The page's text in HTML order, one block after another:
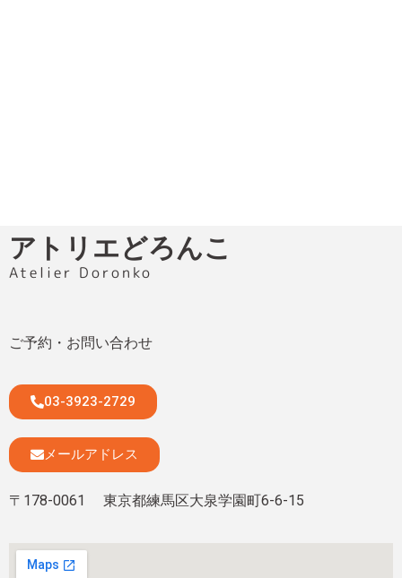
アトリエどろんこ
Atelier Doronko
ご予約・お問い合わせ
03-3923-2729
メールアドレス
〒178-0061 東京都練馬区大泉学園町6-6-15